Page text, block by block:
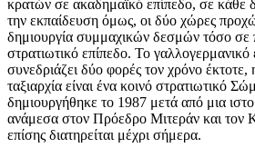
κρατών σε ακαδημαϊκό επίπεδο, σε κάθε
την εκπαίδευση όμως, οι δύο χώρες
δημιουργία συμμαχικών δεσμών τόσο σε
στρατιωτικό επίπεδο. Το
συνεδριάζει δύο φορές τον χρόνο
ταξιαρχία είναι ένα κοινό στρατιωτικό
δημιουργήθηκε το 1987 μετά από μια
ανάμεσα στον Πρόεδρο Μιτεράν και τον
επίσης διατηρείται μέχρι σήμερα.